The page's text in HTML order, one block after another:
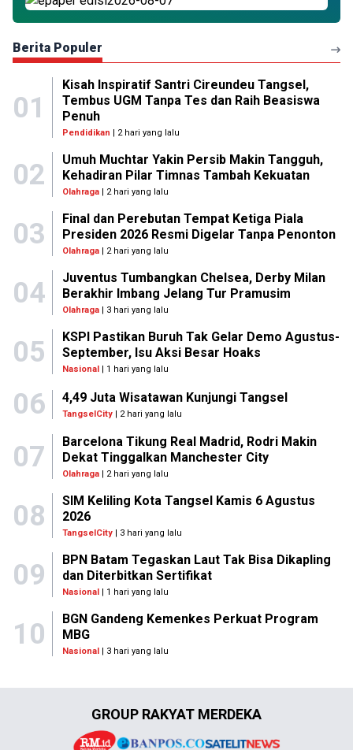
Berita Populer
01
Kisah Inspiratif Santri Cireundeu Tangsel,
Tembus UGM Tanpa Tes dan Raih Beasiswa
Penuh
Pendidikan | 2 hari yang lalu
02
Umuh Muchtar Yakin Persib Makin Tangguh,
Kehadiran Pilar Timnas Tambah Kekuatan
Olahraga| 2 hari yang lalu
03
Final dan Perebutan Tempat Ketiga Piala
Presiden 2026 Resmi Digelar Tanpa Penonton
Olahraga| 2 hari yang lalu
04
Juventus Tumbangkan Chelsea, Derby Milan
Berakhir Imbang Jelang Tur Pramusim
Olahraga| 3 hari yang lalu
05
KSPI Pastikan Buruh Tak Gelar Demo Agustus-
September, Isu Aksi Besar Hoaks
Nasional| 1 hari yang lalu
06 4,49 Juta Wisatawan Kunjungi Tangsel
TangselCity | 2 hari yang lalu
07
Barcelona Tikung Real Madrid, Rodri Makin
Dekat Tinggalkan Manchester City
Olahraga| 2 hari yang lalu
08
SIM Keliling Kota Tangsel Kamis 6 Agustus
2026
TangselCity| 3 hari yang lalu
09
BPN Batam Tegaskan Laut Tak Bisa Dikapling
dan Diterbitkan Sertifikat
Nasional| 1 hari yang lalu
10
BGN Gandeng Kemenkes Perkuat Program
MBG
Nasional| 3 hari yang lalu
GROUP RAKYAT MERDEKA